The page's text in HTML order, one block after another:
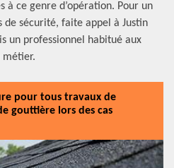
à ce genre d’opération. Pour un
sécurité, faite appel à Justin
un professionnel habitué aux
métier.
pour tous travaux de
gouttière lors des cas